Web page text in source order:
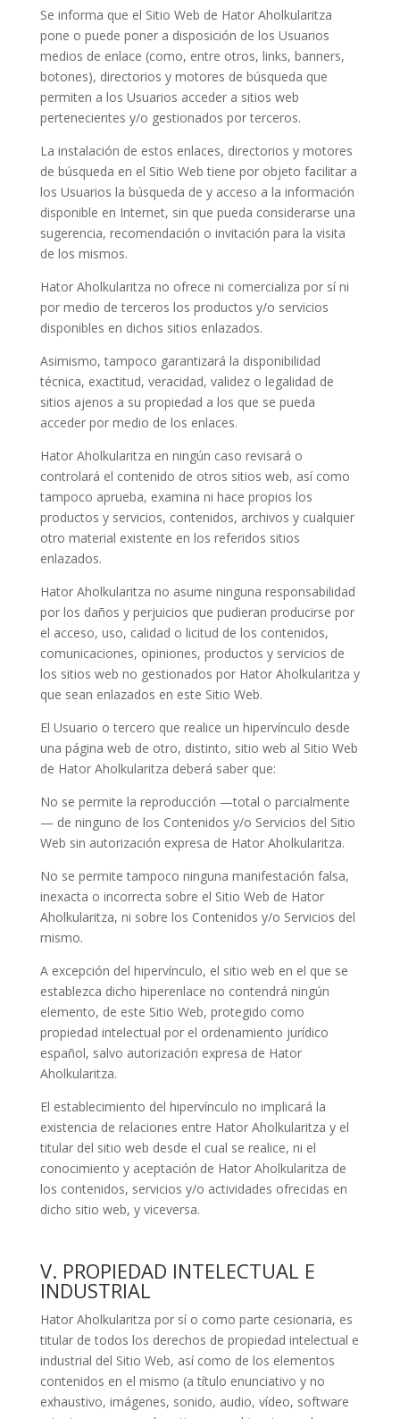
Se informa que el Sitio Web de Hator Aholkularitza
pone o puede poner a disposición de los Usuarios
medios de enlace (como, entre otros, links, banners,
botones), directorios y motores de búsqueda que
permiten a los Usuarios acceder a sitios web
pertenecientes y/o gestionados por terceros.
La instalación de estos enlaces, directorios y motores
de búsqueda en el Sitio Web tiene por objeto facilitar a
los Usuarios la búsqueda de y acceso a la información
disponible en Internet, sin que pueda considerarse una
sugerencia, recomendación o invitación para la visita
de los mismos.
Hator Aholkularitza no ofrece ni comercializa por sí ni
por medio de terceros los productos y/o servicios
disponibles en dichos sitios enlazados.
Asimismo, tampoco garantizará la disponibilidad
técnica, exactitud, veracidad, validez o legalidad de
sitios ajenos a su propiedad a los que se pueda
acceder por medio de los enlaces.
Hator Aholkularitza en ningún caso revisará o
controlará el contenido de otros sitios web, así como
tampoco aprueba, examina ni hace propios los
productos y servicios, contenidos, archivos y cualquier
otro material existente en los referidos sitios
enlazados.
Hator Aholkularitza no asume ninguna responsabilidad
por los daños y perjuicios que pudieran producirse por
el acceso, uso, calidad o licitud de los contenidos,
comunicaciones, opiniones, productos y servicios de
los sitios web no gestionados por Hator Aholkularitza y
que sean enlazados en este Sitio Web.
El Usuario o tercero que realice un hipervínculo desde
una página web de otro, distinto, sitio web al Sitio Web
de Hator Aholkularitza deberá saber que:
No se permite la reproducción —total o parcialmente
— de ninguno de los Contenidos y/o Servicios del Sitio
Web sin autorización expresa de Hator Aholkularitza.
No se permite tampoco ninguna manifestación falsa,
inexacta o incorrecta sobre el Sitio Web de Hator
Aholkularitza, ni sobre los Contenidos y/o Servicios del
mismo.
A excepción del hipervínculo, el sitio web en el que se
establezca dicho hiperenlace no contendrá ningún
elemento, de este Sitio Web, protegido como
propiedad intelectual por el ordenamiento jurídico
español, salvo autorización expresa de Hator
Aholkularitza.
El establecimiento del hipervínculo no implicará la
existencia de relaciones entre Hator Aholkularitza y el
titular del sitio web desde el cual se realice, ni el
conocimiento y aceptación de Hator Aholkularitza de
los contenidos, servicios y/o actividades ofrecidas en
dicho sitio web, y viceversa.
V. PROPIEDAD INTELECTUAL E
INDUSTRIAL
Hator Aholkularitza por sí o como parte cesionaria, es
titular de todos los derechos de propiedad intelectual e
industrial del Sitio Web, así como de los elementos
contenidos en el mismo (a título enunciativo y no
exhaustivo, imágenes, sonido, audio, vídeo, software